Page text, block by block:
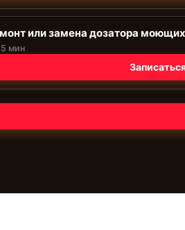
или замена дозатора
мин